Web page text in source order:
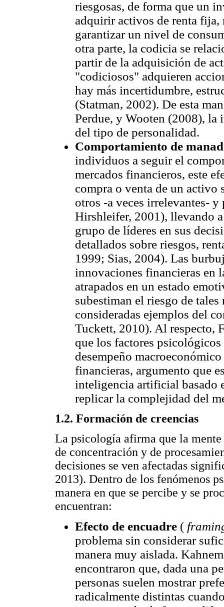
riesgosas, de forma que un
adquirir activos de renta
garantizar un nivel de
otra parte, la codicia se
partir de la adquisición de
"codiciosos" adquieren
hay más incertidumbre,
(Statman, 2002). De esta
Perdue, y Wooten (2008),
del tipo de personalidad.
Comportamiento de
individuos a seguir el
mercados financieros, este
compra o venta de un activo
otros -a veces irrelevantes-
Hirshleifer, 2001), llevando
grupo de líderes en sus
detallados sobre riesgos,
1999; Sias, 2004). Las
innovaciones financieras en
atrapados en un estado
subestiman el riesgo de
consideradas ejemplos del
Tuckett, 2010). Al respecto,
que los factores
desempeño
financieras, argumento que
inteligencia artificial basado
replicar la complejidad del
1.2. Formación de creencias
La psicología afirma que la
de concentración y de
decisiones se ven afectadas
2013). Dentro de los fenómenos
manera en que se percibe y se
encuentran:
Efecto de encuadre (
problema sin considerar
manera muy aislada.
encontraron que, dada una
personas suelen mostrar
radicalmente distintas